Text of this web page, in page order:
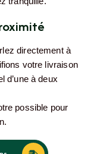
directement à
votre livraison
d’une à deux
possible pour